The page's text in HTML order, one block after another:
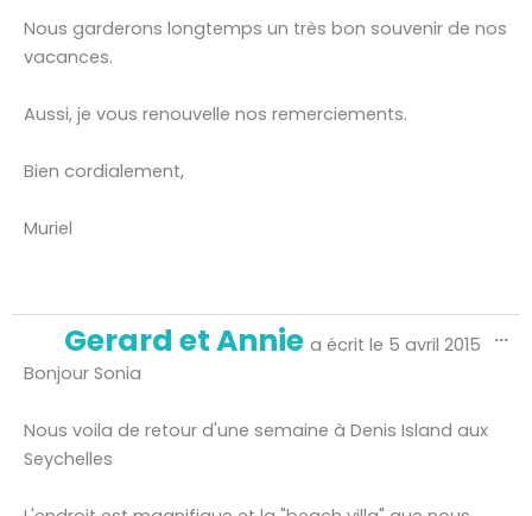
Nous garderons longtemps un très bon souvenir de nos
vacances.
Aussi, je vous renouvelle nos remerciements.
Bien cordialement,
Muriel
Gerard et Annie a écrit le 5 avril 2015
Bonjour Sonia
Nous voila de retour d'une semaine à Denis Island aux
Seychelles
...